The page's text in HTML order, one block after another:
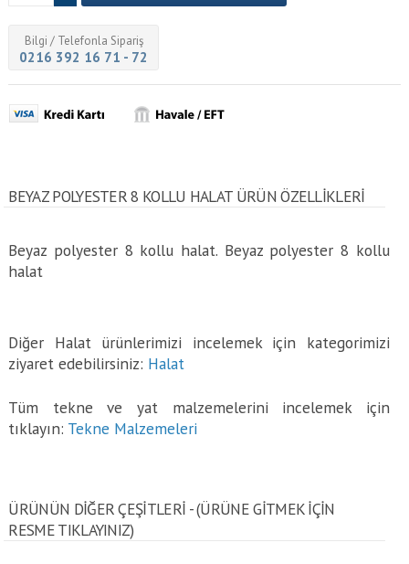
Bilgi / Telefonla Sipariş
0216 392 16 71 - 72
BEYAZ POLYESTER 8 KOLLU HALAT ÜRÜN ÖZELLİKLERİ
Beyaz polyester 8 kollu halat. Beyaz polyester 8 kollu
halat
Diğer Halat ürünlerimizi incelemek için kategorimizi
ziyaret edebilirsiniz: Halat
Tüm tekne ve yat malzemelerini incelemek için
tıklayın: Tekne Malzemeleri
ÜRÜNÜN DİĞER ÇEŞİTLERİ - (ÜRÜNE GITMEK IÇIN
RESME TIKLAYINIZ)